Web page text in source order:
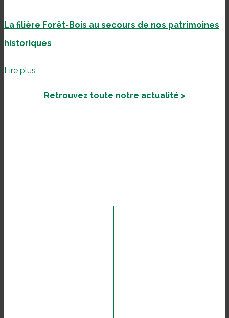
La filière Forêt-Bois au secours de nos patrimoines
historiques
Lire plus
Retrouvez toute notre actualité >